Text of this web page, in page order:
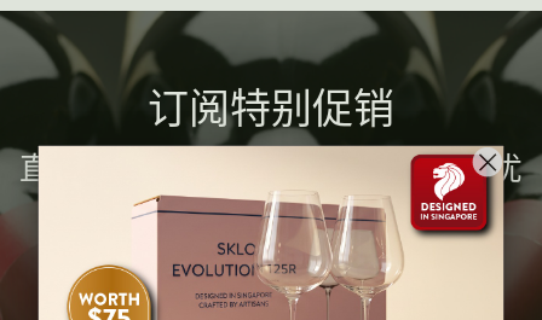
黑皮诺
霞多丽
内比奥罗
赤霞珠
国家
订阅特别促销
直接在您的收件箱中接收有关最新优
惠和酒庄的消息！